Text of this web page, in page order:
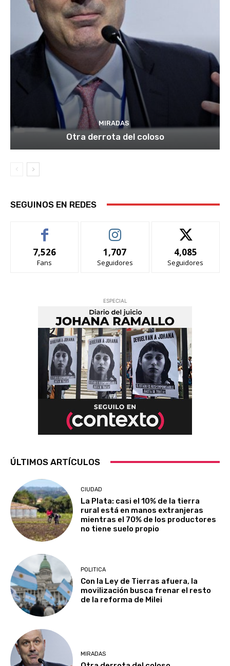
MIRADAS
Otra derrota del coloso
SEGUINOS EN REDES
7,526
Fans
1,707
Seguidores
4,085
Seguidores
ESPECIAL
ÚLTIMOS ARTÍCULOS
CIUDAD
La Plata: casi el 10% de la tierra
rural está en manos extranjeras
mientras el 70% de los productores
no tiene suelo propio
POLITICA
Con la Ley de Tierras afuera, la
movilización busca frenar el resto
de la reforma de Milei
MIRADAS